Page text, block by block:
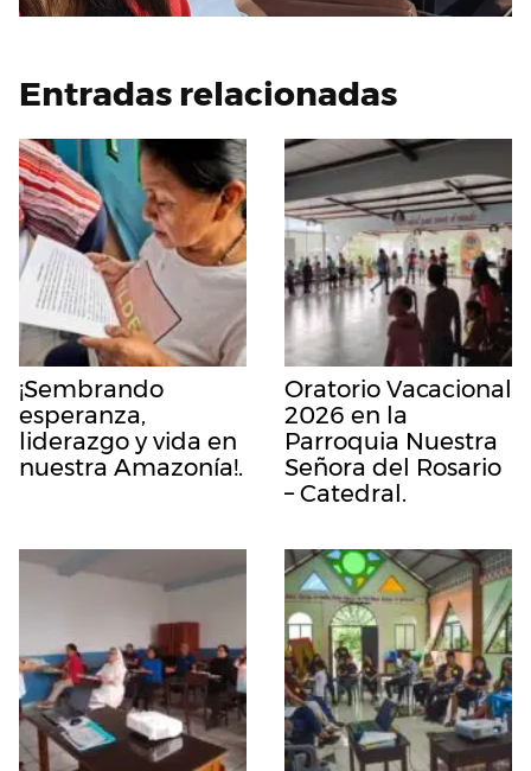
Entradas relacionadas
¡Sembrando
esperanza,
liderazgo y vida en
nuestra Amazonía!.
Oratorio Vacacional
2026 en la
Parroquia Nuestra
Señora del Rosario
– Catedral.